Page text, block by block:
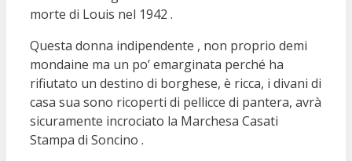
morte di Louis nel 1942 .
Questa donna indipendente , non proprio demi
mondaine ma un po’ emarginata perché ha
rifiutato un destino di borghese, è ricca, i divani di
casa sua sono ricoperti di pellicce di pantera, avrà
sicuramente incrociato la Marchesa Casati
Stampa di Soncino .